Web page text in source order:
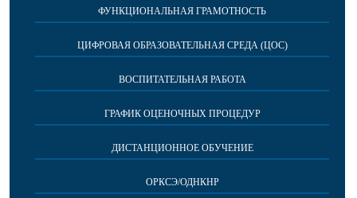
ФУНКЦИОНАЛЬНАЯ ГРАМОТНОСТЬ
ЦИФРОВАЯ ОБРАЗОВАТЕЛЬНАЯ СРЕДА (ЦОС)
ВОСПИТАТЕЛЬНАЯ РАБОТА
ГРАФИК ОЦЕНОЧНЫХ ПРОЦЕДУР
ДИСТАНЦИОННОЕ ОБУЧЕНИЕ
ОРКСЭ/ОДНКНР